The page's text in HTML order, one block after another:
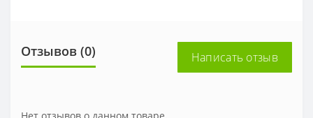
Отзывов (0) Написать отзыв
Нет отзывов о данном товаре.